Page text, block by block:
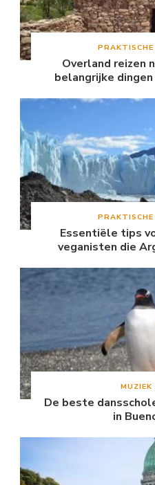
Overland reizen
belangrijke
Essentiële tips
veganisten die
MUZIEK
De beste
in